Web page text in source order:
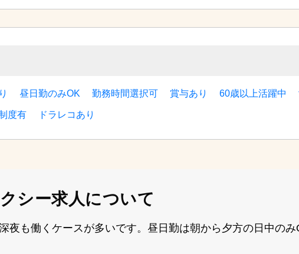
昼日勤のみOK 勤務時間選択可 賞与あり 60歳以上活躍中
度有 ドラレコあり
シー求人について
夜も働くケースが多いです。昼⽇勤は朝から⼣⽅の⽇中の